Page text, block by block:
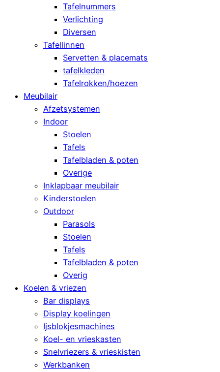
Tafelnummers
Verlichting
Diversen
Tafellinnen
Servetten & placemats
tafelkleden
Tafelrokken/hoezen
Meubilair
Afzetsystemen
Indoor
Stoelen
Tafels
Tafelbladen & poten
Overige
Inklapbaar meubilair
Kinderstoelen
Outdoor
Parasols
Stoelen
Tafels
Tafelbladen & poten
Overig
Koelen & vriezen
Bar displays
Display koelingen
Ijsblokjesmachines
Koel- en vrieskasten
Snelvriezers & vrieskisten
Werkbanken